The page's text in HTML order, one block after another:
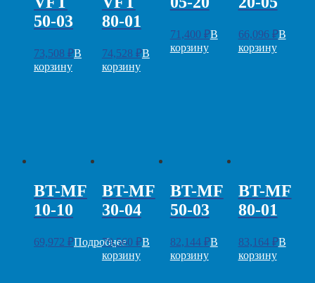
50-03
73,508 ₽В
корзину
80-01
74,528 ₽В
корзину
71,400 ₽В
корзину
66,096 ₽В
корзину
BT-MF
10-10
69,972 ₽Подробнее
BT-MF
30-04
79,560 ₽В
корзину
BT-MF
50-03
82,144 ₽В
корзину
BT-MF
80-01
83,164 ₽В
корзину